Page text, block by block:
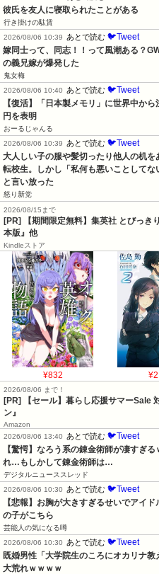
彼氏を友人に寝取られたことがある
行き掛けの駄賃
2026/08/06 10:39
あとで読む 🐦Tweet
嫁同士って、同志！！って風潮ある？
の義兄嫁が爆発した
鬼女梅
2026/08/06 10:40
あとで読む 🐦Tweet
【復活】「日本製メモリ」に世界中か
円を表明
おーるじゃんる
2026/08/06 10:39
あとで読む 🐦Tweet
大人しい子の服や髪切ったり他人の机
転校生。しかし「私何も悪いことしてな
と言い放った
怒り新党
2026/08/15まで
[PR] 【期間限定無料】集英社 とびっき
本版』他
Kindleストア
¥832
2026/08/06 まで！
[PR]
【セール】暮らし応援サマーSale
ン』
Amazon
2026/08/06 13:40
あとで読む 🐦Tweet
【驚愕】なろう系の錬金術師が凄すぎ
れ…もしかして錬金術師は…
デジタルニューススレッド
2026/08/06 10:30
あとで読む 🐦Tweet
【悲報】お胸が大きすぎるせいでアイ
の子がこちら
芸能人の気になる噂
2026/08/06 10:30
あとで読む 🐦Tweet
既婚男性「大学院生のころにオカリナ
大荒れｗｗｗｗ